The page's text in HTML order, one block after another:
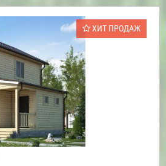
ХИТ ПРОДАЖ